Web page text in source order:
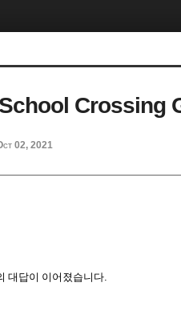
Crossing
02, 2021
대답이 이어졌습니다.